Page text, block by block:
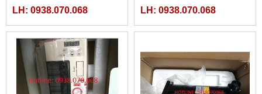
LH: 0938.070.068 LH: 0938.070.068